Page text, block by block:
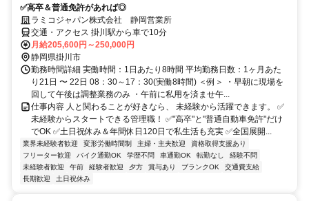
✅高卒＆普通免許があれば◎
ラミコジャパン株式会社 静岡営業所
交通・アクセス 掛川駅から車で10分
月給205,600円～250,000円
静岡県掛川市
勤務時間詳細 実働時間：1日あたり8時間 平均勤務日数：1ヶ月あた
り21日 〜 22日 08：30～17：30(実働8時間) ＜例＞ ・早朝に現場を
回して午後は調整業務のみ ・午前に私用を済ませ午...
仕事内容 人と関わることが好きなら、 未経験から活躍できます。 ✅
未経験からスタートできる管理職！ ✅"高卒"と"普通自動車免許"だけ
でOK ✅土日祝休み＆年間休日120日で私生活も充実 ✅全国展開...
業界未経験者歓迎 変形労働時間制 主婦・主夫歓迎
資格取得支援あり
フリーター歓迎
バイク通勤OK 学歴不問 車通勤OK 転勤なし
経験不問
未経験者歓迎
午前 経験者歓迎 夕方 賞与あり ブランクOK
交通費支給
長期歓迎
土日祝休み